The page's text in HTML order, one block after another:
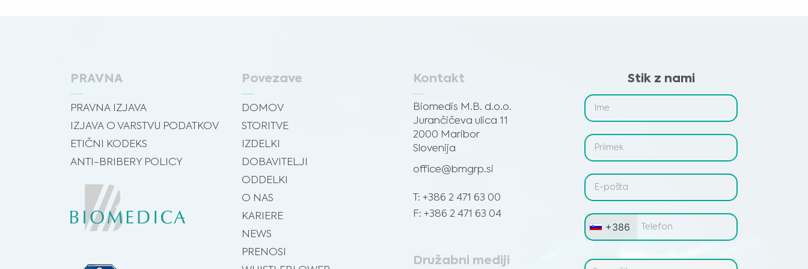
PRAVNA
PRAVNA IZJAVA
IZJAVA O VARSTVU PODATKOV
ETIČNI KODEKS
ANTI-BRIBERY POLICY
Povezave
DOMOV
STORITVE
IZDELKI
DOBAVITELJI
ODDELKI
O NAS
KARIERE
NEWS
PRENOSI
Kontakt
Biomedis M.B. d.o.o.
Jurančičeva ulica 11
2000 Maribor
Slovenija
office@bmgrp.si
T: +386 2 471 63 00
F: +386 2 471 63 04
Družabni mediji
Stik z nami
+386